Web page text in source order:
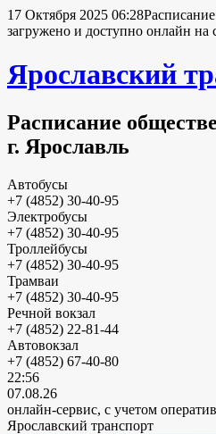
17 Октября 2025 06:28
загружено и доступно онлайн на
Ярославский
Расписание
г. Ярославль
Автобусы
+7 (4852) 30-40-95
Электробусы
+7 (4852) 30-40-95
Троллейбусы
+7 (4852) 30-40-95
Трамваи
+7 (4852) 30-40-95
Речной вокзал
+7 (4852) 22-81-44
Автовокзал
+7 (4852) 67-40-80
22:56
07.08.26
онлайн-сервис, с учетом
Ярославский транспорт